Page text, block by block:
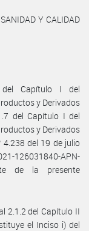
Y CALIDAD
del Capítulo I del
y Derivados
del Capítulo I del
y Derivados
4.238 del 19 de julio
126031840-APN-
de la presente
2.1.2 del Capítulo II
el Inciso i) del